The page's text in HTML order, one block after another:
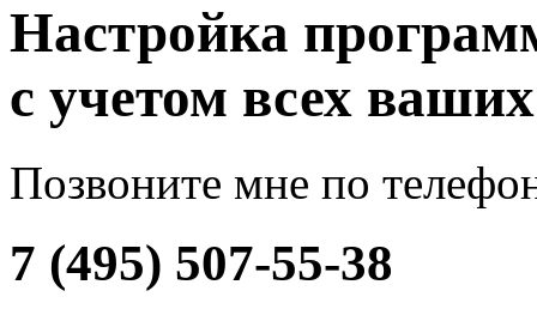
Настройка
с учетом всех
Позвоните мне по
7 (495) 507-55-38